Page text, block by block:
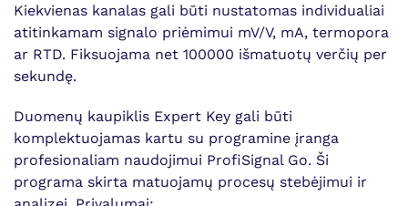
Kiekvienas kanalas gali būti nustatomas individualiai
atitinkamam signalo priėmimui mV/V, mA, termopora
ar RTD. Fiksuojama net 100000 išmatuotų verčių per
sekundę.
Duomenų kaupiklis Expert Key gali būti
komplektuojamas kartu su programine įranga
profesionaliam naudojimui ProfiSignal Go. Ši
programa skirta matuojamų procesų stebėjimui ir